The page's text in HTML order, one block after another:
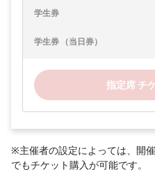
学生券
学生券 （当日券）
指定席 チ
※主催者の設定によっては、開
でもチケット購入が可能です。